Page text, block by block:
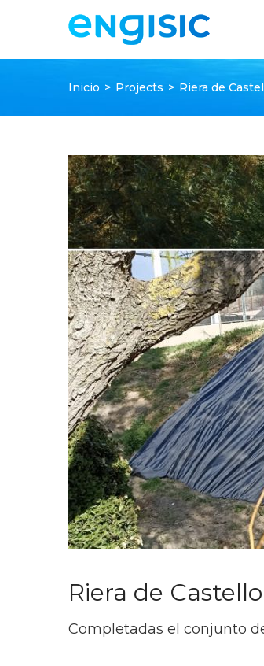
Inicio > Projects > Riera de
Riera de
Completadas el conjunto